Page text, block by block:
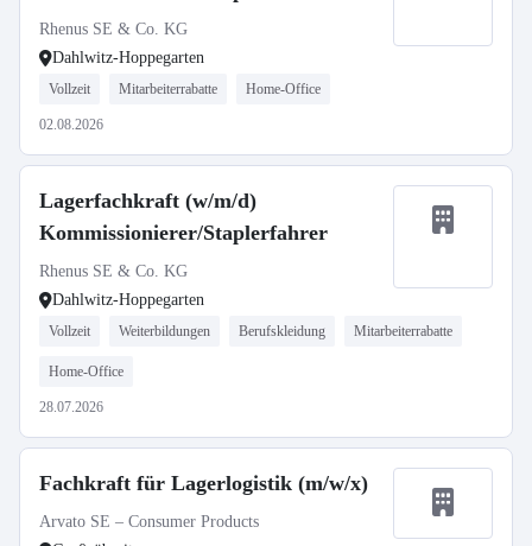
Rhenus SE & Co. KG
Dahlwitz-Hoppegarten
Vollzeit Mitarbeiterrabatte Home-Office
02.08.2026
Lagerfachkraft (w/m/d)
Kommissionierer/Staplerfahrer
Rhenus SE & Co. KG
Dahlwitz-Hoppegarten
Vollzeit Weiterbildungen Berufskleidung Mitarbeiterrabatte
Home-Office
28.07.2026
Fachkraft für Lagerlogistik (m/w/x)
Arvato SE – Consumer Products